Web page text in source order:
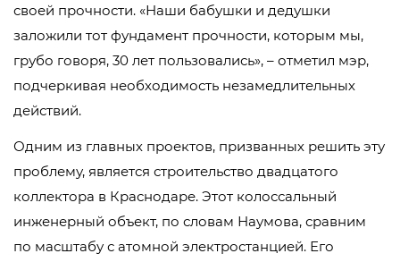
своей прочности. «Наши бабушки и дедушки
заложили тот фундамент прочности, которым мы,
грубо говоря, 30 лет пользовались», – отметил мэр,
подчеркивая необходимость незамедлительных
действий.
Одним из главных проектов, призванных решить эту
проблему, является строительство двадцатого
коллектора в Краснодаре. Этот колоссальный
инженерный объект, по словам Наумова, сравним
по масштабу с атомной электростанцией. Его